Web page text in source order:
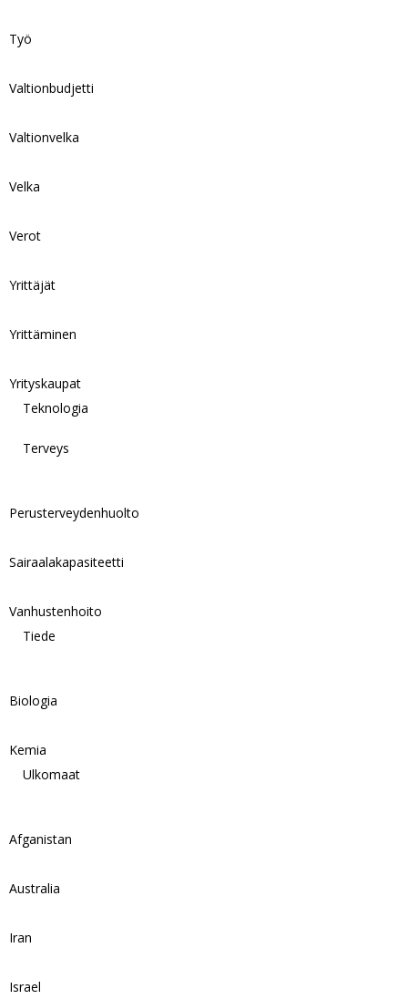
Työ
Valtionbudjetti
Valtionvelka
Velka
Verot
Yrittäjät
Yrittäminen
Yrityskaupat
Teknologia
Terveys
Perusterveydenhuolto
Sairaalakapasiteetti
Vanhustenhoito
Tiede
Biologia
Kemia
Ulkomaat
Afganistan
Australia
Iran
Israel